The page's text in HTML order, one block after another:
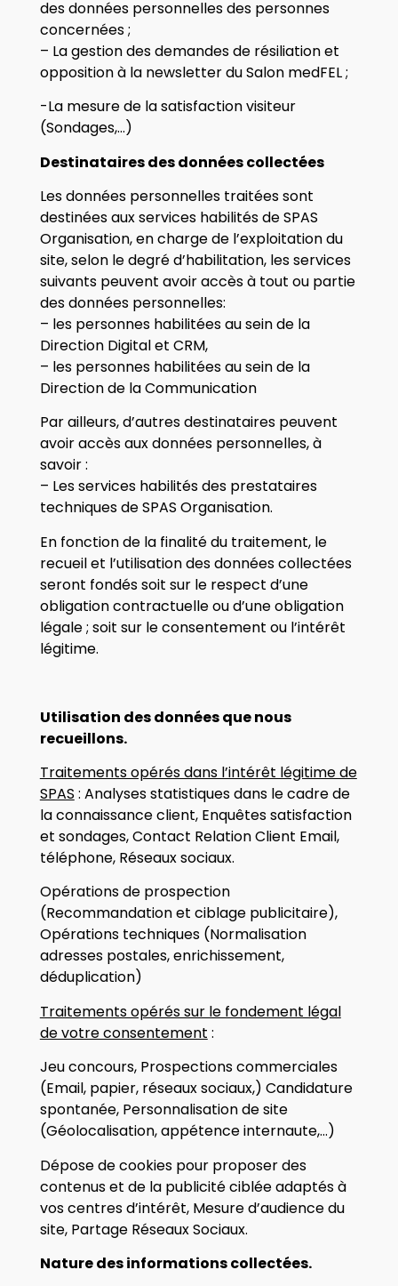
des données personnelles des personnes
concernées ;
– La gestion des demandes de résiliation et
opposition à la newsletter du Salon medFEL ;
-La mesure de la satisfaction visiteur
(Sondages,…)
Destinataires des données collectées
Les données personnelles traitées sont
destinées aux services habilités de SPAS
Organisation, en charge de l’exploitation du
site, selon le degré d’habilitation, les services
suivants peuvent avoir accès à tout ou partie
des données personnelles:
– les personnes habilitées au sein de la
Direction Digital et CRM,
– les personnes habilitées au sein de la
Direction de la Communication
Par ailleurs, d’autres destinataires peuvent
avoir accès aux données personnelles, à
savoir :
– Les services habilités des prestataires
techniques de SPAS Organisation.
En fonction de la finalité du traitement, le
recueil et l’utilisation des données collectées
seront fondés soit sur le respect d’une
obligation contractuelle ou d’une obligation
légale ; soit sur le consentement ou l’intérêt
légitime.
Utilisation des données que nous
recueillons.
Traitements opérés dans l’intérêt légitime de
SPAS : Analyses statistiques dans le cadre de
la connaissance client, Enquêtes satisfaction
et sondages, Contact Relation Client Email,
téléphone, Réseaux sociaux.
Opérations de prospection
(Recommandation et ciblage publicitaire),
Opérations techniques (Normalisation
adresses postales, enrichissement,
déduplication)
Traitements opérés sur le fondement légal
de votre consentement :
Jeu concours, Prospections commerciales
(Email, papier, réseaux sociaux,) Candidature
spontanée, Personnalisation de site
(Géolocalisation, appétence internaute,…)
Dépose de cookies pour proposer des
contenus et de la publicité ciblée adaptés à
vos centres d’intérêt, Mesure d’audience du
site, Partage Réseaux Sociaux.
Nature des informations collectées.